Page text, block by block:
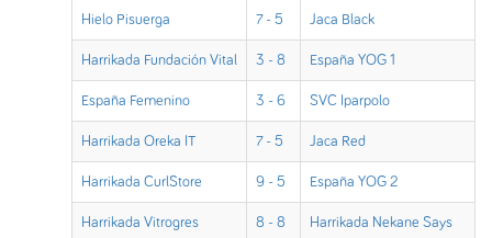
Hielo Pisuerga 7 - 5 Jaca Black
Harrikada Fundación Vital 3 - 8 España YOG 1
España Femenino 3 - 6 SVC Iparpolo
Harrikada Oreka IT 7 - 5 Jaca Red
Harrikada CurlStore 9 - 5 España YOG 2
Harrikada Vitrogres 8 - 8 Harrikada Nekane Says